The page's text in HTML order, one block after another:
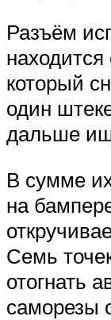
Разъём
который
один
дальше
В сумме
на
Семь
отогнать
саморезы